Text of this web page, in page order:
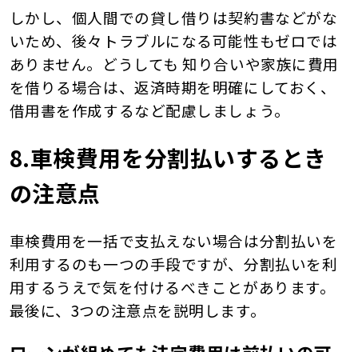
しかし、個人間での貸し借りは契約書などがな
いため、後々トラブルになる可能性もゼロでは
ありません。どうしても 知り合いや家族に費用
を借りる場合は、返済時期を明確にしておく、
借用書を作成するなど配慮しましょう。
8.車検費用を分割払いするとき
の注意点
車検費用を一括で支払えない場合は分割払いを
利用するのも一つの手段ですが、分割払いを利
用するうえで気を付けるべきことがあります。
最後に、3つの注意点を説明します。